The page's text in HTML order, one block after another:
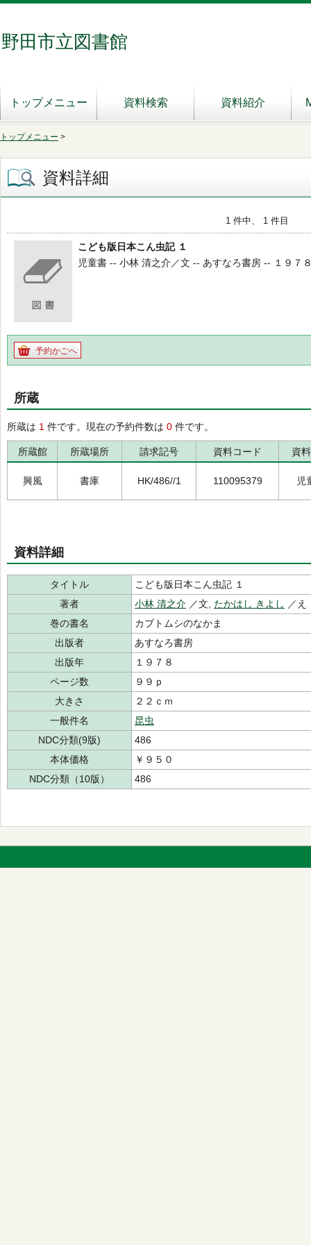
野田市立図書館
トップメニュー 資料検索 資料紹介
トップメニュー >
資料詳細
1 件中、 1 件目
こども版日本こん虫記 １
児童書 -- 小林 清之介／文 -- あすなろ書房 -- １９７
予約かごへ
所蔵
所蔵は 1 件です。現在の予約件数は 0 件です。
所蔵館 所蔵場所 請求記号 資料コード 資
興風 書庫 HK/486//1 110095379 児
資料詳細
タイトル
こども版日本こん虫記 １
著者
小林 清之介 ／文, たかはし きよし ／
巻の書名
カブトムシのなかま
出版者
あすなろ書房
出版年
１９７８
ページ数
９９ｐ
大きさ
２２ｃｍ
一般件名
昆虫
NDC分類(9版)
486
本体価格
￥９５０
NDC分類（10版）
486